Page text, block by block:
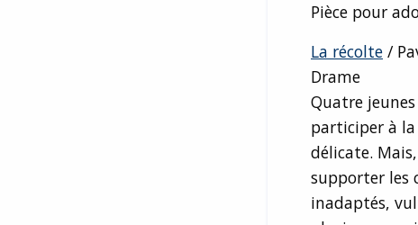
Pièce pour
La récolte /
Drame
Quatre
participer à
délicate.
supporter les
inadaptés,